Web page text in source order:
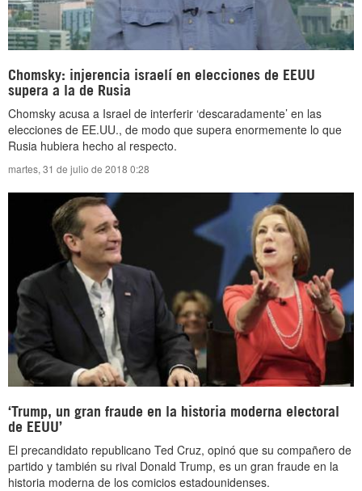
Chomsky: injerencia israelí en elecciones de EEUU
supera a la de Rusia
Chomsky acusa a Israel de interferir ‘descaradamente’ en las
elecciones de EE.UU., de modo que supera enormemente lo que
Rusia hubiera hecho al respecto.
martes, 31 de julio de 2018 0:28
‘Trump, un gran fraude en la historia moderna electoral
de EEUU’
El precandidato republicano Ted Cruz, opinó que su compañero de
partido y también su rival Donald Trump, es un gran fraude en la
historia moderna de los comicios estadounidenses.